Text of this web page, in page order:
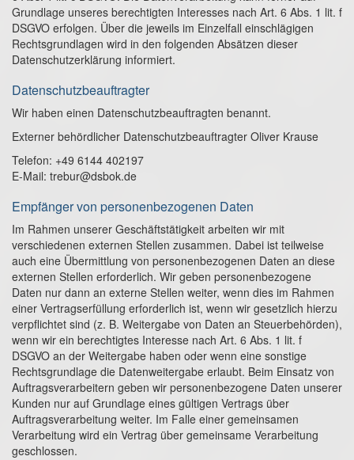
Grundlage unseres berechtigten Interesses nach Art. 6 Abs. 1 lit. f
DSGVO erfolgen. Über die jeweils im Einzelfall einschlägigen
Rechtsgrundlagen wird in den folgenden Absätzen dieser
Datenschutzerklärung informiert.
Datenschutz­beauftragter
Wir haben einen Datenschutzbeauftragten benannt.
Externer behördlicher Datenschutzbeauftragter Oliver Krause
Telefon: +49 6144 402197
E-Mail: trebur@dsbok.de
Empfänger von personenbezogenen Daten
Im Rahmen unserer Geschäftstätigkeit arbeiten wir mit
verschiedenen externen Stellen zusammen. Dabei ist teilweise
auch eine Übermittlung von personenbezogenen Daten an diese
externen Stellen erforderlich. Wir geben personenbezogene
Daten nur dann an externe Stellen weiter, wenn dies im Rahmen
einer Vertragserfüllung erforderlich ist, wenn wir gesetzlich hierzu
verpflichtet sind (z. B. Weitergabe von Daten an Steuerbehörden),
wenn wir ein berechtigtes Interesse nach Art. 6 Abs. 1 lit. f
DSGVO an der Weitergabe haben oder wenn eine sonstige
Rechtsgrundlage die Datenweitergabe erlaubt. Beim Einsatz von
Auftragsverarbeitern geben wir personenbezogene Daten unserer
Kunden nur auf Grundlage eines gültigen Vertrags über
Auftragsverarbeitung weiter. Im Falle einer gemeinsamen
Verarbeitung wird ein Vertrag über gemeinsame Verarbeitung
geschlossen.